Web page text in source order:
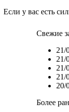
Если у вас есть
Свежие
21/
21/
21/
21/
20/
Более